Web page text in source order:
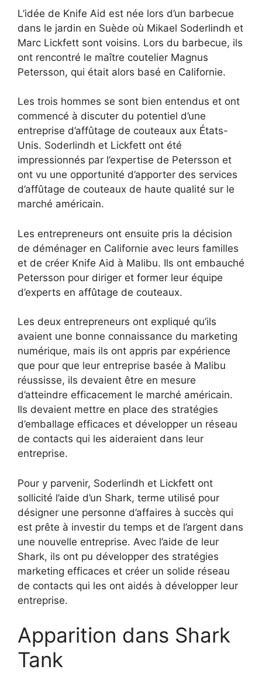
L’idée de Knife Aid est née lors d’un barbecue
dans le jardin en Suède où Mikael Soderlindh et
Marc Lickfett sont voisins. Lors du barbecue, ils
ont rencontré le maître coutelier Magnus
Petersson, qui était alors basé en Californie.
Les trois hommes se sont bien entendus et ont
commencé à discuter du potentiel d’une
entreprise d’affûtage de couteaux aux États-
Unis. Soderlindh et Lickfett ont été
impressionnés par l’expertise de Petersson et
ont vu une opportunité d’apporter des services
d’affûtage de couteaux de haute qualité sur le
marché américain.
Les entrepreneurs ont ensuite pris la décision
de déménager en Californie avec leurs familles
et de créer Knife Aid à Malibu. Ils ont embauché
Petersson pour diriger et former leur équipe
d’experts en affûtage de couteaux.
Les deux entrepreneurs ont expliqué qu’ils
avaient une bonne connaissance du marketing
numérique, mais ils ont appris par expérience
que pour que leur entreprise basée à Malibu
réussisse, ils devaient être en mesure
d’atteindre efficacement le marché américain.
Ils devaient mettre en place des stratégies
d’emballage efficaces et développer un réseau
de contacts qui les aideraient dans leur
entreprise.
Pour y parvenir, Soderlindh et Lickfett ont
sollicité l’aide d’un Shark, terme utilisé pour
désigner une personne d’affaires à succès qui
est prête à investir du temps et de l’argent dans
une nouvelle entreprise. Avec l’aide de leur
Shark, ils ont pu développer des stratégies
marketing efficaces et créer un solide réseau
de contacts qui les ont aidés à développer leur
entreprise.
Apparition dans Shark
Tank